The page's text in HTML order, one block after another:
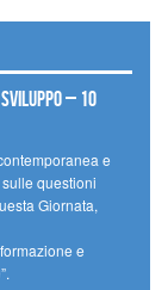
– 10
e
questioni
Giornata,
e